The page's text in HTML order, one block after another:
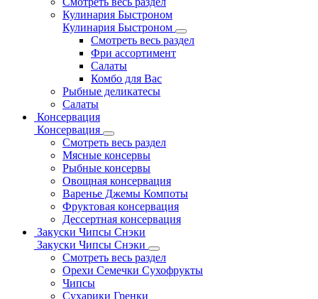
Кулинария Быстроном
Кулинария Быстроном
Смотреть весь раздел
Фри ассортимент
Салаты
Комбо для Вас
Рыбные деликатесы
Салаты
Консервация
Консервация
Смотреть весь раздел
Мясные консервы
Рыбные консервы
Овощная консервация
Варенье Джемы Компоты
Фруктовая консервация
Дессертная консервация
Закуски Чипсы Снэки
Закуски Чипсы Снэки
Смотреть весь раздел
Орехи Семечки Сухофрукты
Чипсы
Сухарики Гренки